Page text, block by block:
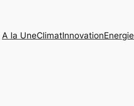
A la UneClimatInnovationEnergie